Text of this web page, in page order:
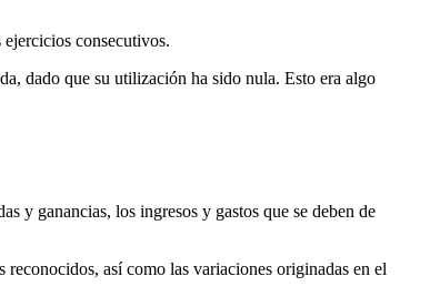
consecutivos.
dado que su utilización ha sido nula. Esto era algo
y ganancias, los ingresos y gastos que se deben de
así como las variaciones originadas en el